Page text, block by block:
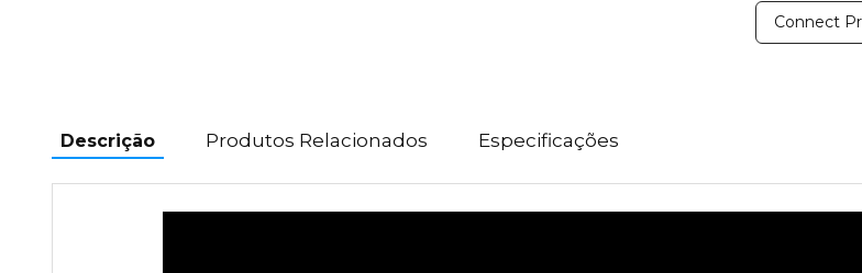
Connect
Descrição Produtos Relacionados Especificações